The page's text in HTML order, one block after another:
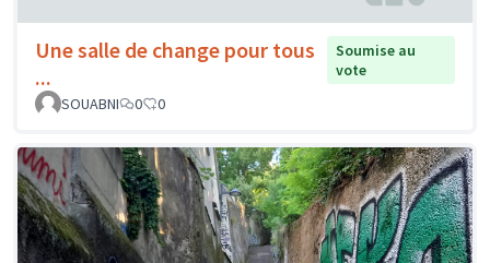
Une salle de change pour tous
...
Soumise au
vote
SOUABNI
0 0